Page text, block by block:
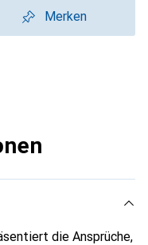
Merken
die Ansprüche,